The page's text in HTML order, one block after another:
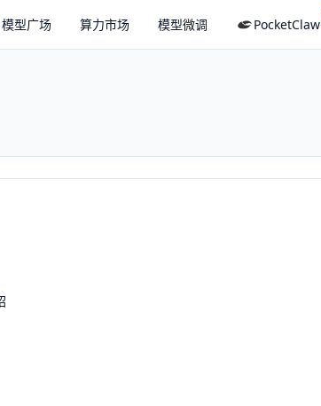
模型广场 算力市场 模型微调 PocketClaw